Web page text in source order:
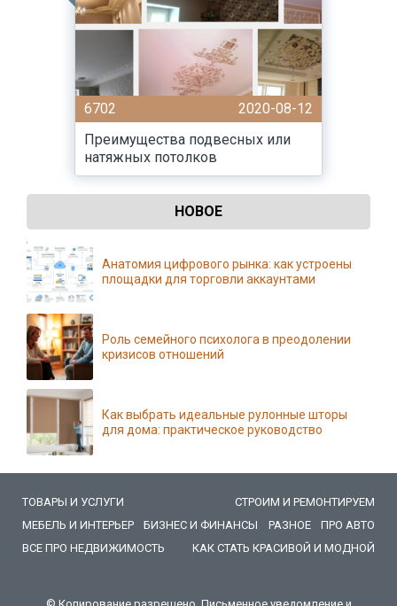
6702
2020-08-12
Преимущества подвесных или
натяжных потолков
НОВОЕ
Анатомия цифрового рынка: как устроены
площадки для торговли аккаунтами
Роль семейного психолога в преодолении
кризисов отношений
Как выбрать идеальные рулонные шторы
для дома: практическое руководство
ТОВАРЫ И УСЛУГИ
СТРОИМ И РЕМОНТИРУЕМ
МЕБЕЛЬ И ИНТЕРЬЕР
БИЗНЕС И ФИНАНСЫ РАЗНОЕ
ПРО АВТО
ВСЕ ПРО НЕДВИЖИМОСТЬ
КАК СТАТЬ КРАСИВОЙ И МОДНОЙ